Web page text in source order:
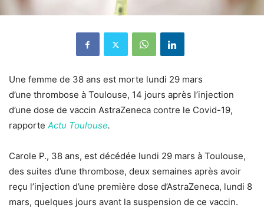
Une femme de 38 ans est morte lundi 29 mars
d’une thrombose à Toulouse, 14 jours après l’injection
d’une dose de vaccin AstraZeneca contre le Covid-19,
rapporte Actu Toulouse.
Carole P., 38 ans, est décédée lundi 29 mars à Toulouse,
des suites d’une thrombose, deux semaines après avoir
reçu l’injection d’une première dose d’AstraZeneca, lundi 8
mars, quelques jours avant la suspension de ce vaccin.